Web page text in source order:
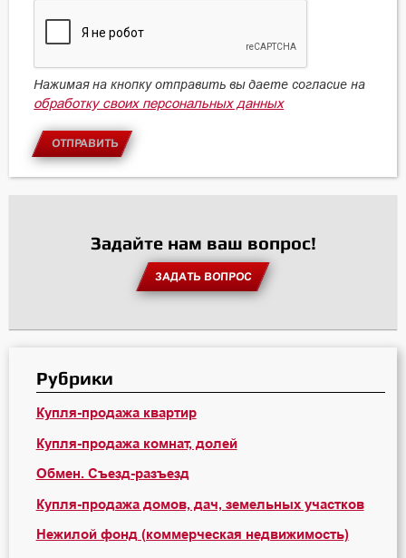
Нажимая на кнопку отправить вы даете согласие на
обработку своих персональных данных
ОТПРАВИТЬ
Задайте нам ваш вопрос!
ЗАДАТЬ ВОПРОС
Рубрики
Купля-продажа квартир
Купля-продажа комнат, долей
Обмен. Съезд-разъезд
Купля-продажа домов, дач, земельных участков
Нежилой фонд (коммерческая недвижимость)